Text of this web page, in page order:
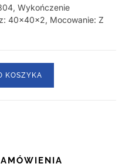
Wykończenie
40x40x2, Mocowanie: Z
KOSZYKA